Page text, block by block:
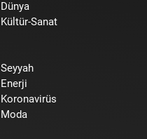
Dünya
Kültür-Sanat
Seyyah
Enerji
Koronavirüs
Moda